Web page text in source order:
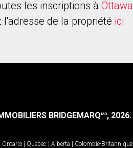
les inscriptions à Ottawa
l'adresse de la propriété ici
BRIDGEMARQMD, 2026.
Ontario | Québec | Alberta | Colombie-Britannique